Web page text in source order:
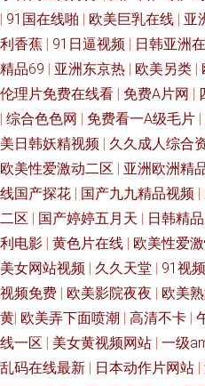
在线 一级黄色永久免费 大香蕉Av伊
产精品久久福 三级黄色片免费 91蝌蚪
精品日逼网 99热最新网址 内射极品
91社在线视频 黄色网入口站链接
国产日韩 91麻豆精品久久 狠狠草网
在线 男女互肏 91传媒免费观看天堂
产在线播放 日韩h网 肏屄抖音 人人
1024学生看片 操碰99 欧美重口味一
| 91国在线啪 | 欧美巨乳在线 | 亚
利香蕉 | 91日逼视频 | 日韩亚洲
精品69 | 亚洲东京热 | 欧美另类 |
伦理片免费在线看 | 免费A片网 |
| 综合色色网 | 免费看一A级毛片 |
美日韩妖精视频 | 久久成人综合
欧美性爱激动二区 | 亚洲欧洲精
线国产探花 | 国产九九精品视频 |
二区 | 国产婷婷五月天 | 日韩精
利电影 | 黄色片在线 | 欧美性爱
美女网站视频 | 久久天堂 | 91视
视频免费 | 欧美影院夜夜 | 欧美
黄| 欧美弄下面喷潮 | 高清不卡 |
线一区 | 美女黄视频网站 | 一级
乱码在线最新 | 日本动作片网站 |